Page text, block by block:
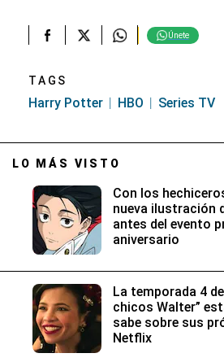
Únete
TAGS
Harry Potter HBO Series TV
LO MÁS VISTO
Con los
nueva ilustración
antes del evento
aniversario
La temporada 4
chicos Walter”
sabe sobre sus
Netflix